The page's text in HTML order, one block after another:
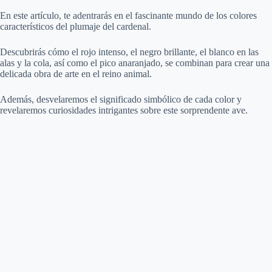
V
i
En este artículo, te adentrarás en el fascinante mundo de los colores
característicos del plumaje del cardenal.
Descubrirás cómo el rojo intenso, el negro brillante, el blanco en las
alas y la cola, así como el pico anaranjado, se combinan para crear una
delicada obra de arte en el reino animal.
Además, desvelaremos el significado simbólico de cada color y
revelaremos curiosidades intrigantes sobre este sorprendente ave.